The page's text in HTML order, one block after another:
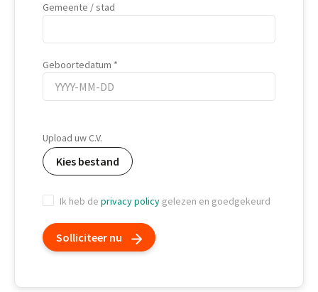
Gemeente / stad
Geboortedatum
Upload uw C.V.
Kies bestand
Ik heb de privacy policy gelezen en goedgekeurd
Solliciteer nu